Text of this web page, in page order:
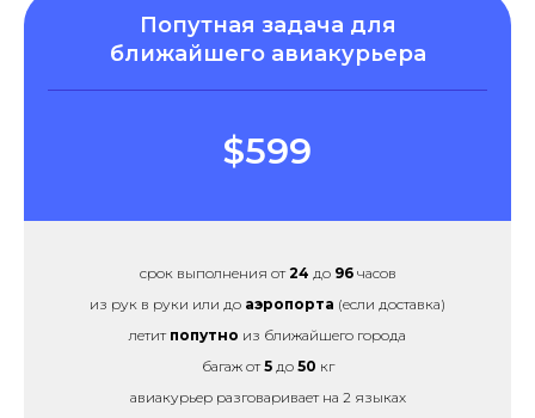
Попутная задача для
ближайшего авиакурьера
$599
срок выполнения от24 до 96часов
из рук в руки или до аэропорта (если доставка)
летит попутно из ближайшего города
багаж от5 до 50 кг
авиакурьер разговаривает на 2 языках